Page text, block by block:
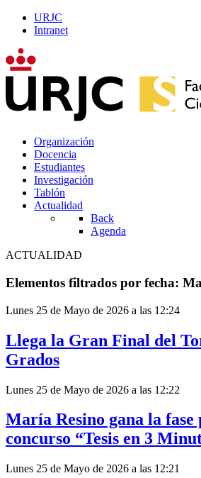
URJC
Intranet
Organización
Docencia
Estudiantes
Investigación
Tablón
Actualidad
Back
Agenda
ACTUALIDAD
Elementos filtrados por fecha:
Lunes 25 de Mayo de 2026 a las 12:24
Llega la Gran Final del
Grados
Lunes 25 de Mayo de 2026 a las 12:22
María Resino gana la fase
concurso “Tesis en 3
Lunes 25 de Mayo de 2026 a las 12:21